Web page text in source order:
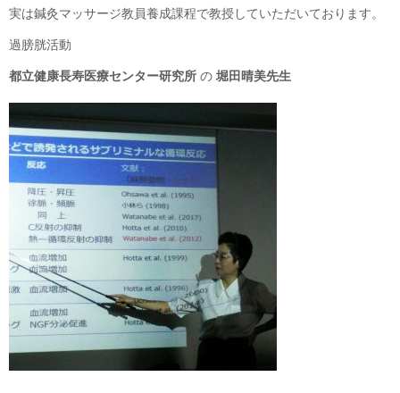
実は鍼灸マッサージ教員養成課程で教授していただいております。
過膀胱活動
都立健康長寿医療センター研究所 の 堀田晴美先生